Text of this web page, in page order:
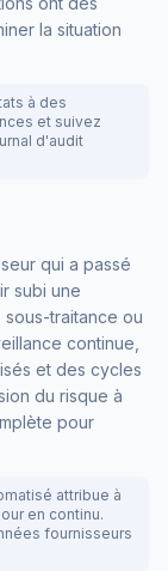
la situation
à des
et suivez
d'audit
qui a passé
subi une
traitance ou
continue,
et des cycles
du risque à
pour
attribue à
en continu.
fournisseurs